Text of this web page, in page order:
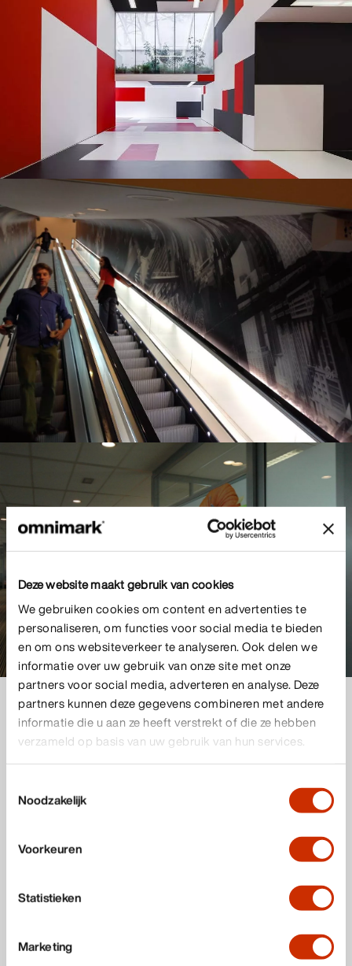
Deze website maakt gebruik van cookies
We gebruiken cookies om content en advertenties te
personaliseren, om functies voor social media te bieden
en om ons websiteverkeer te analyseren. Ook delen we
informatie over uw gebruik van onze site met onze
partners voor social media, adverteren en analyse. Deze
partners kunnen deze gegevens combineren met andere
informatie die u aan ze heeft verstrekt of die ze hebben
verzameld op basis van uw gebruik van hun services.
Noodzakelijk
Voorkeuren
Statistieken
Marketing
Met maatwerk voor uw pand zorgen wij voor een
omgeving waar juist úw medewerkers, klanten of
bezoekers een optimale beleving hebben. Zo hebben
wij specialisten klaarstaan die advies geven op basis
van licht en akoestiek. Onze materialen zijn
brandvertragend, geluidsisolerend en hygiënisch. Een
landelijke service en centrale afspraken met